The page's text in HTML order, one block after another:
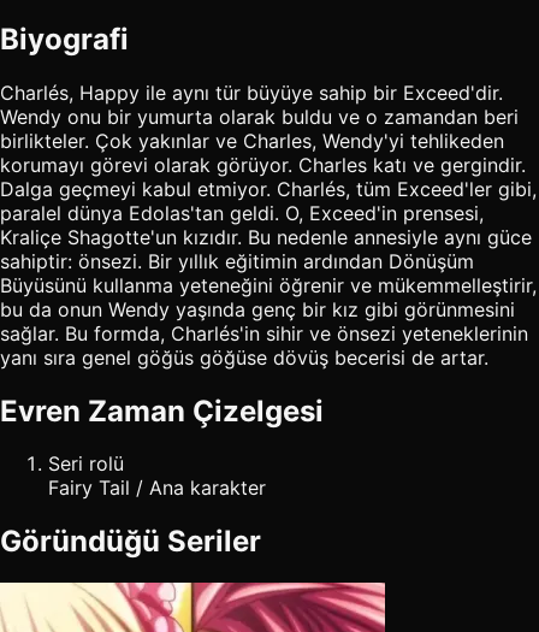
Biyografi
Charlés, Happy ile aynı tür büyüye sahip bir Exceed'dir.
Wendy onu bir yumurta olarak buldu ve o zamandan beri
birlikteler. Çok yakınlar ve Charles, Wendy'yi tehlikeden
korumayı görevi olarak görüyor. Charles katı ve gergindir.
Dalga geçmeyi kabul etmiyor. Charlés, tüm Exceed'ler gibi,
paralel dünya Edolas'tan geldi. O, Exceed'in prensesi,
Kraliçe Shagotte'un kızıdır. Bu nedenle annesiyle aynı güce
sahiptir: önsezi. Bir yıllık eğitimin ardından Dönüşüm
Büyüsünü kullanma yeteneğini öğrenir ve mükemmelleştirir,
bu da onun Wendy yaşında genç bir kız gibi görünmesini
sağlar. Bu formda, Charlés'in sihir ve önsezi yeteneklerinin
yanı sıra genel göğüs göğüse dövüş becerisi de artar.
Evren Zaman Çizelgesi
Seri rolü
Fairy Tail / Ana karakter
Göründüğü Seriler